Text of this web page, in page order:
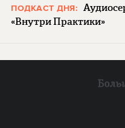
ПОДКАСТ ДНЯ:
«Внутри Практики»